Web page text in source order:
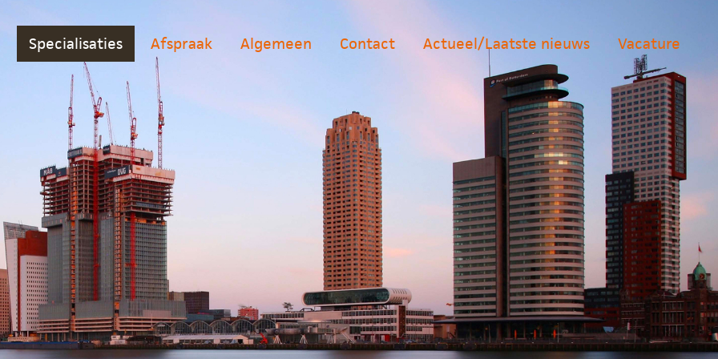
Specialisaties Afspraak Algemeen Contact Actueel/Laatste nieuws Vacature